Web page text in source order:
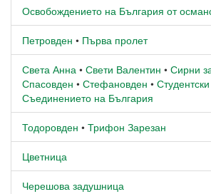
Освобождението на България от
Петровден • Първа пролет
Света Анна • Свети Валентин • Сирни
Спасовден • Стефановден •
Съединението на България
Тодоровден • Трифон Зарезан
Цветница
Черешова задушница